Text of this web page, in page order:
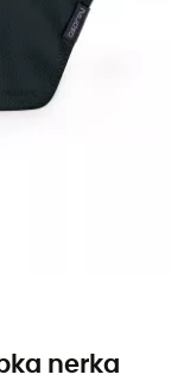
nerka